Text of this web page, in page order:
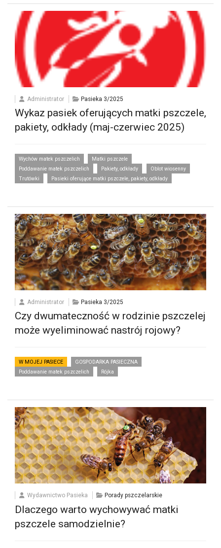
Administrator Pasieka 3/2025
Wykaz pasiek oferujących matki pszczele,
pakiety, odkłady (maj-czerwiec 2025)
Wychów matek pszczelich
Matki pszczele
Poddawanie matek pszczelich
Pakiety, odkłady
Oblot wiosenny
Trutówki
Pasieki oferujące matki pszczele, pakiety, odkłady
Administrator Pasieka 3/2025
Czy dwumateczność w rodzinie pszczelej
może wyeliminować nastrój rojowy?
W MOJEJ PASIECE
GOSPODARKA PASIECZNA
Poddawanie matek pszczelich
Rójka
Wydawnictwo Pasieka Porady pszczelarskie
Dlaczego warto wychowywać matki
pszczele samodzielnie?